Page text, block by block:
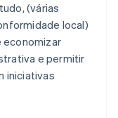
(várias
local)
economizar
e permitir
iniciativas